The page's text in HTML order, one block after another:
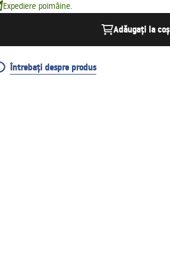
Expediere poimâine.
Adăugați la coș
Întrebați despre produs